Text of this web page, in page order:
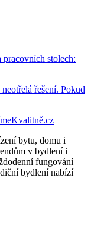
stolech:
řešení. Pokud
bytu, domu i
v bydlení i
fungování
bydlení nabízí